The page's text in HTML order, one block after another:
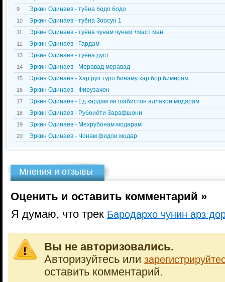
9 Эркин Одинаев - туёна бодо бодо
10 Эркин Одинаев - туёна Зоосун 1
11 Эркин Одинаев - туёна чунам чунам +маст ман
12 Эркин Одинаев - Гардам
13 Эркин Одинаев - туёна дуст
14 Эркин Одинаев - Меравад меравад
15 Эркин Одинаев - Хар руз туро бинаму хар бор бимирам
16 Эркин Одинаев - Фирузачон
17 Эркин Одинаев - Ёд кардам ин шабистон аллахои модарам
18 Эркин Одинаев - Рубоиёти Зарафшони
19 Эркин Одинаев - Мехрубонам модарам
20 Эркин Одинаев - Чонам фидои модар
Мнения и отзывы
Оценить и оставить комментарий »
Я думаю, что трек Бародархо чунин арз
Вы не авторизовались.
Авторизуйтесь или
оставить комментарий.